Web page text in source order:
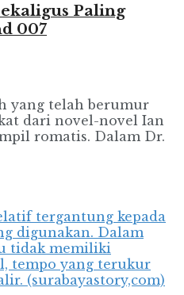
Paling
007
yang telah berumur
dari novel-novel Ian
romatis. Dalam Dr.